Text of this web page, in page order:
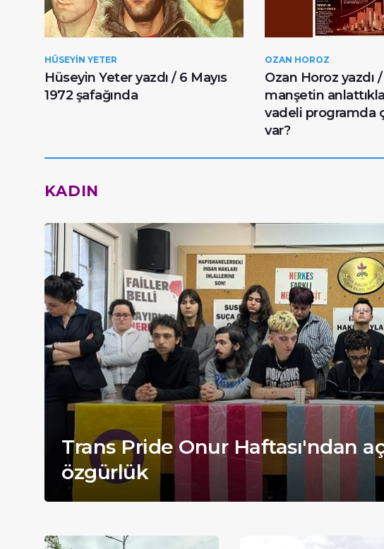
HÜSEYIN YETER
Hüseyin Yeter yazdı / 6 Mayıs
1972 şafağında
OZAN HOROZ
Ozan Horoz yazdı
manşetin
vadeli programda
var?
KADIN
Trans Pride Onur Haftası'ndan
özgürlük